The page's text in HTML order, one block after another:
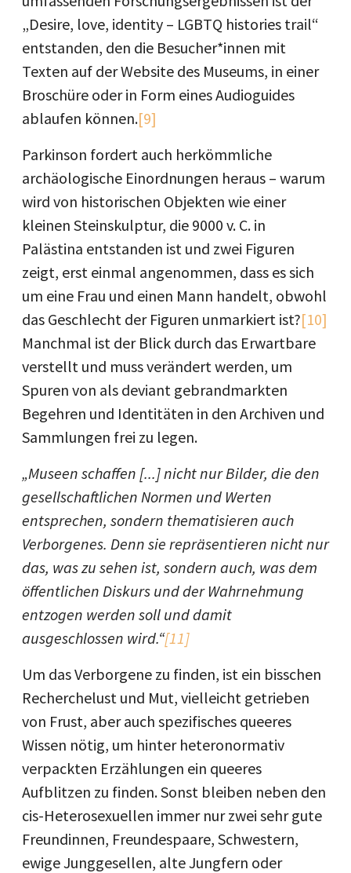
„Desire, love, identity – LGBTQ histories trail“
entstanden, den die Besucher*innen mit
Texten auf der Website des Museums, in einer
Broschüre oder in Form eines Audioguides
ablaufen können.[9]
Parkinson fordert auch herkömmliche
archäologische Einordnungen heraus – warum
wird von historischen Objekten wie einer
kleinen Steinskulptur, die 9000 v. C. in
Palästina entstanden ist und zwei Figuren
zeigt, erst einmal angenommen, dass es sich
um eine Frau und einen Mann handelt, obwohl
das Geschlecht der Figuren unmarkiert ist?[10]
Manchmal ist der Blick durch das Erwartbare
verstellt und muss verändert werden, um
Spuren von als deviant gebrandmarkten
Begehren und Identitäten in den Archiven und
Sammlungen frei zu legen.
„Museen schaffen [...] nicht nur Bilder, die den
gesellschaftlichen Normen und Werten
entsprechen, sondern thematisieren auch
Verborgenes. Denn sie repräsentieren nicht nur
das, was zu sehen ist, sondern auch, was dem
öffentlichen Diskurs und der Wahrnehmung
entzogen werden soll und damit
ausgeschlossen wird.“[11]
Um das Verborgene zu finden, ist ein bisschen
Recherchelust und Mut, vielleicht getrieben
von Frust, aber auch spezifisches queeres
Wissen nötig, um hinter heteronormativ
verpackten Erzählungen ein queeres
Aufblitzen zu finden. Sonst bleiben neben den
cis-Heterosexuellen immer nur zwei sehr gute
Freundinnen, Freundespaare, Schwestern,
ewige Junggesellen, alte Jungfern oder